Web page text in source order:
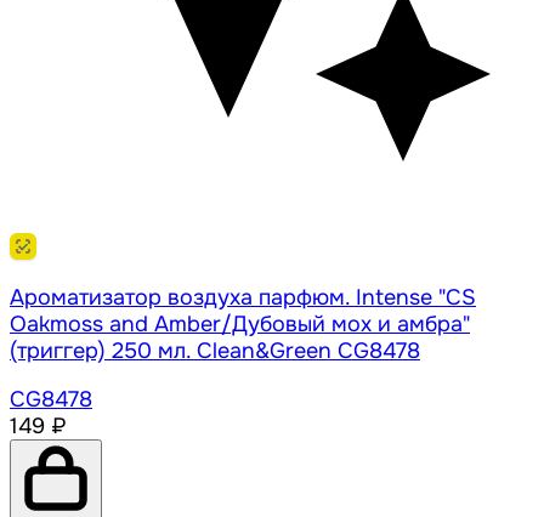
Ароматизатор воздуха парфюм. Intense "CS
Oakmoss and Amber/Дубовый мох и амбра"
(триггер) 250 мл. Clean&Green CG8478
CG8478
149 ₽